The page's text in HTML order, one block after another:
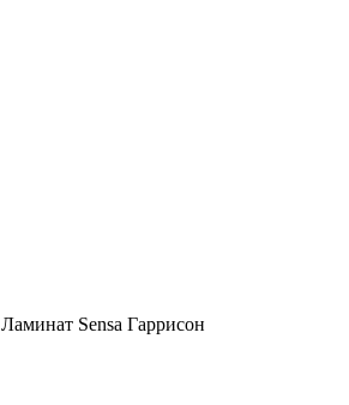
Ламинат Sensa Гаррисон